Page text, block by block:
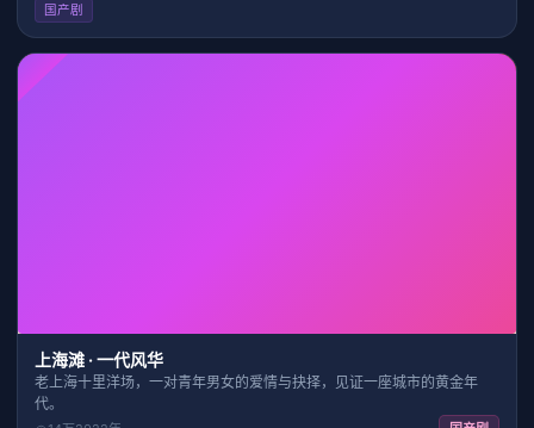
国产剧
上海滩 · 一代风华
老上海十里洋场，一对青年男女的爱情与抉择，见证一座城市的黄金年
代。